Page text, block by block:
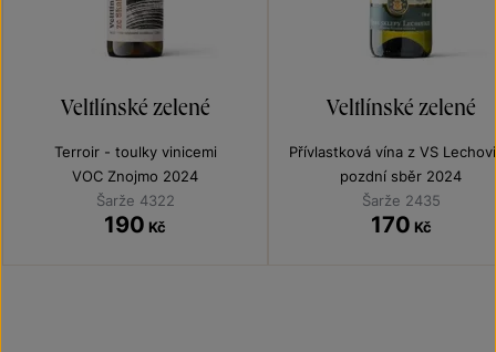
Veltlínské zelené
Terroir - toulky vinicemi
VOC Znojmo 2024
Šarže 4322
190 Kč
Veltlínské zelené
Přívlastková vína z VS
pozdní sběr 2024
Šarže 2435
170 Kč